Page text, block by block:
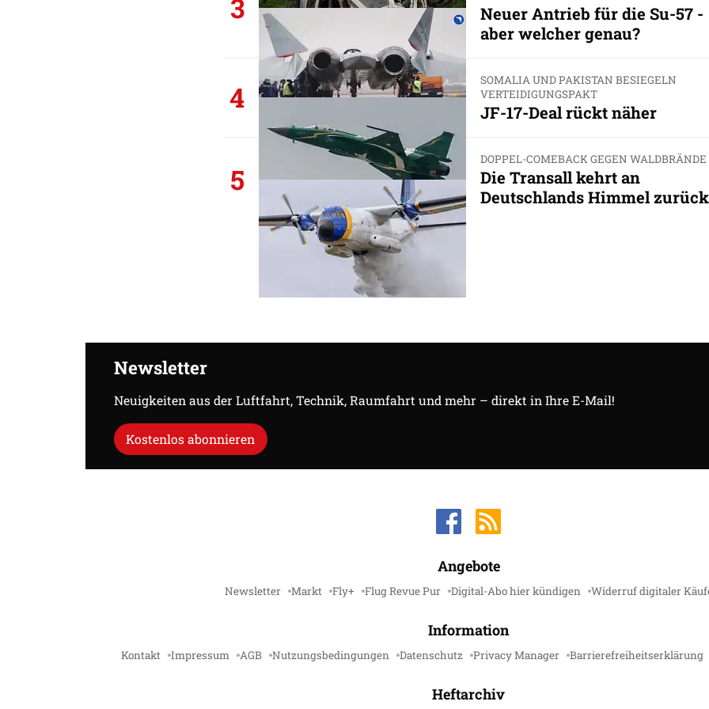
3
Neuer Antrieb für die Su-57 -
aber welcher genau?
4
SOMALIA UND PAKISTAN BESIEGELN
VERTEIDIGUNGSPAKT
JF-17-Deal rückt näher
5
DOPPEL-COMEBACK GEGEN WALDBRÄNDE
Die Transall kehrt an
Deutschlands Himmel
Newsletter
Neuigkeiten aus der Luftfahrt, Technik, Raumfahrt und mehr – direkt in Ihre E-Mail!
Kostenlos abonnieren
Angebote
Newsletter Markt Fly+ Flug Revue Pur Digital-Abo hier kündigen Widerruf digitaler
Information
Kontakt Impressum AGB Nutzungsbedingungen Datenschutz Privacy Manager Barrierefreiheitserklärung
Heftarchiv